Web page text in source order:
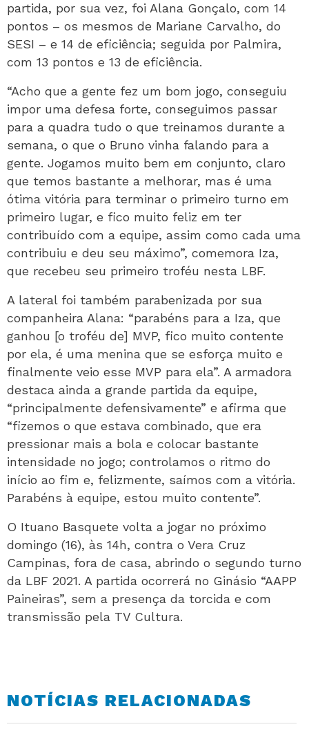
partida, por sua vez, foi Alana Gonçalo, com 14
pontos – os mesmos de Mariane Carvalho, do
SESI – e 14 de eficiência; seguida por Palmira,
com 13 pontos e 13 de eficiência.
“Acho que a gente fez um bom jogo, conseguiu
impor uma defesa forte, conseguimos passar
para a quadra tudo o que treinamos durante a
semana, o que o Bruno vinha falando para a
gente. Jogamos muito bem em conjunto, claro
que temos bastante a melhorar, mas é uma
ótima vitória para terminar o primeiro turno em
primeiro lugar, e fico muito feliz em ter
contribuído com a equipe, assim como cada uma
contribuiu e deu seu máximo”, comemora Iza,
que recebeu seu primeiro troféu nesta LBF.
A lateral foi também parabenizada por sua
companheira Alana: “parabéns para a Iza, que
ganhou [o troféu de] MVP, fico muito contente
por ela, é uma menina que se esforça muito e
finalmente veio esse MVP para ela”. A armadora
destaca ainda a grande partida da equipe,
“principalmente defensivamente” e afirma que
“fizemos o que estava combinado, que era
pressionar mais a bola e colocar bastante
intensidade no jogo; controlamos o ritmo do
início ao fim e, felizmente, saímos com a vitória.
Parabéns à equipe, estou muito contente”.
O Ituano Basquete volta a jogar no próximo
domingo (16), às 14h, contra o Vera Cruz
Campinas, fora de casa, abrindo o segundo turno
da LBF 2021. A partida ocorrerá no Ginásio “AAPP
Paineiras”, sem a presença da torcida e com
transmissão pela TV Cultura.
NOTÍCIAS RELACIONADAS